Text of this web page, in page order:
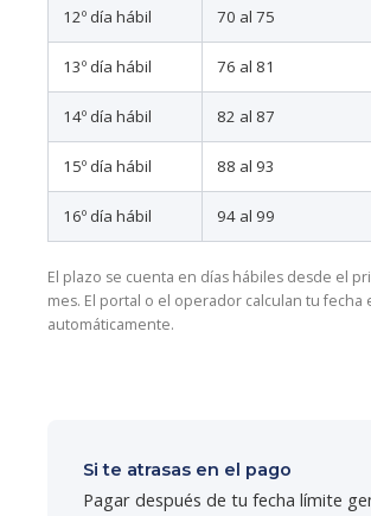
12º día hábil 70 al 75
13º día hábil 76 al 81
14º día hábil 82 al 87
15º día hábil 88 al 93
16º día hábil 94 al 99
El plazo se cuenta en días hábiles desde el
mes. El portal o el operador calculan tu fecha
automáticamente.
Si te atrasas en el pago
Pagar después de tu fecha límite